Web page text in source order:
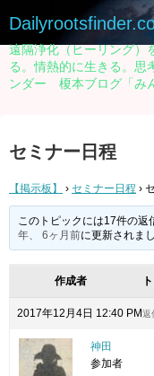
遠隔浄化（ヒーリング）
る。情熱的に生きる。思
ンダー 榎本ブログ「み
セミナー日程
【掲示板】 › セミナー日程 ›
このトピックには17件の返
年、 6ヶ月前に更新されまし
作成者
2017年12月4日 12:40 PM返
神田
参加者